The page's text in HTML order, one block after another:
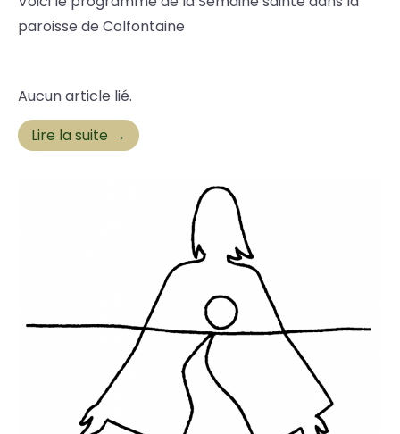
paroisse de Colfontaine
Aucun article lié.
Lire la suite →